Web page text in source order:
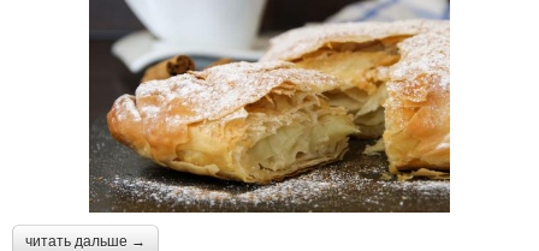
читать дальше →